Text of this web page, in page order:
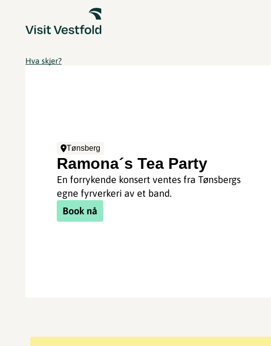
Hva skjer?
Tønsberg
Ramona´s Tea Party
En forrykende konsert ventes fra Tønsbergs
egne fyrverkeri av et band.
Book nå